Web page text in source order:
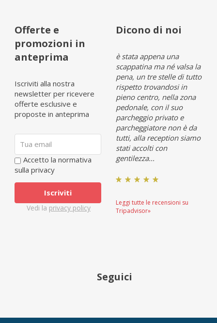
Offerte e
promozioni in
anteprima
Iscriviti alla nostra
newsletter per ricevere
offerte esclusive e
proposte in anteprima
Accetto la normativa
sulla privacy
Vedi la privacy policy
Dicono di noi
Opinia (it 1)
Leggi tutte le recensioni su
Tripadvisor»
è stata appena una
scappatina ma né valsa la
pena, un tre stelle di tutto
rispetto trovandosi in
pieno centro, nella zona
pedonale, con il suo
parcheggio privato e
parcheggiatore non è da
tutti, alla reception siamo
stati accolti con
gentilezza...
Leggi tutte le recensioni su
Tripadvisor»
Seguici